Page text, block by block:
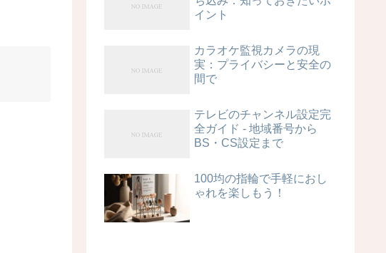
イント
カラオケ監視カメラの現
実：プライバシーと安全の
間で
テレビのチャンネル設定完
全ガイド - 地域番号から
BS・CS設定まで
100均の指輪で手軽におし
ゃれを楽しもう！